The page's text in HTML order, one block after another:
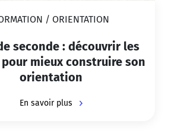
/ ORIENTATION
seconde : découvrir les
mieux construire son
orientation
En savoir plus